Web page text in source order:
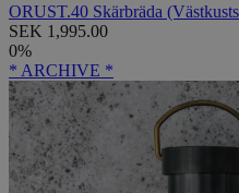
ORUST.40 Skärbräda
SEK 1,995.00
0%
* ARCHIVE *